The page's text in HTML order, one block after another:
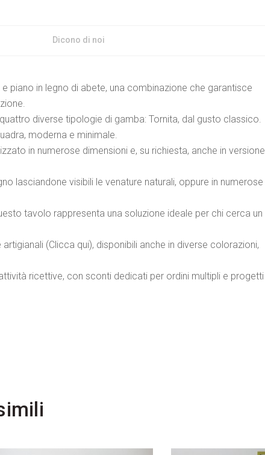
Dicono di noi
piano in legno di abete, una combinazione che garantisce
diverse tipologie di gamba: Tornita, dal gusto classico.
moderna e minimale.
in numerose dimensioni e, su richiesta, anche in versione
lasciandone visibili le venature naturali, oppure in numerose
tavolo rappresenta una soluzione ideale per chi cerca un
(Clicca qui), disponibili anche in diverse colorazioni,
ricettive, con sconti dedicati per ordini multipli e progetti